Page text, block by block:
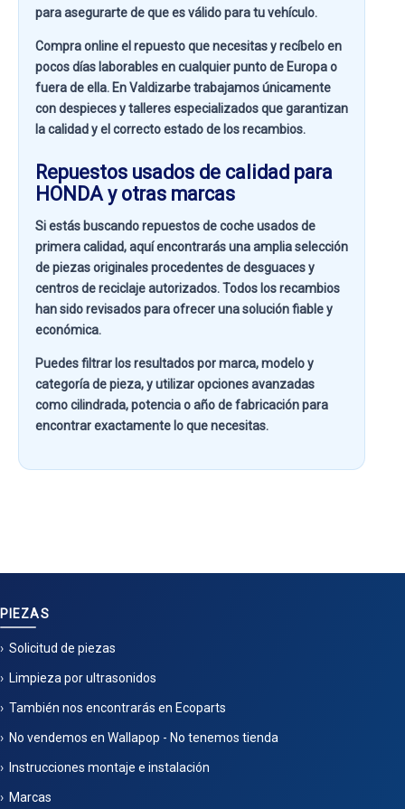
para asegurarte de que es válido para tu vehículo.
Compra online el repuesto que necesitas y recíbelo en
pocos días laborables en cualquier punto de Europa o
fuera de ella. EnValdizarbetrabajamos únicamente
con despieces y talleres especializados que garantizan
la calidad y el correcto estado de los recambios.
Repuestos usados de calidad para
HONDA y otras marcas
Si estás buscandorepuestos de coche usados de
primera calidad, aquí encontrarás una amplia selección
de piezas originales procedentes de desguaces y
centros de reciclaje autorizados. Todos los recambios
han sido revisados para ofrecer una solución fiable y
económica.
Puedes filtrar los resultados pormarca, modelo y
categoría de pieza, y utilizar opciones avanzadas
comocilindrada, potencia o año de fabricaciónpara
encontrar exactamente lo que necesitas.
PIEZAS
Solicitud de piezas
Limpieza por ultrasonidos
También nos encontrarás en Ecoparts
No vendemos en Wallapop - No tenemos tienda
Instrucciones montaje e instalación
Marcas